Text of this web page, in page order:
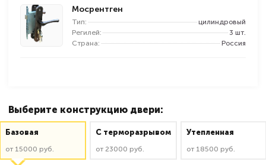
Мосрентген
Тип:
цилиндровый
Регилей:
3 шт.
Страна:
Россия
Выберите конструкцию двери:
Базовая
от 15000 руб.
C терморазрывом
от 23000 руб.
Утепленная
от 18500 руб.